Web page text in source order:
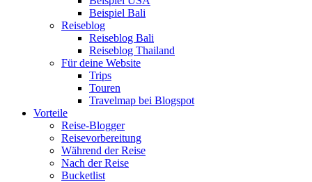
Beispiel Bali
Reiseblog
Reiseblog Bali
Reiseblog Thailand
Für deine Website
Trips
Touren
Travelmap bei Blogspot
Vorteile
Reise-Blogger
Reisevorbereitung
Während der Reise
Nach der Reise
Bucketlist